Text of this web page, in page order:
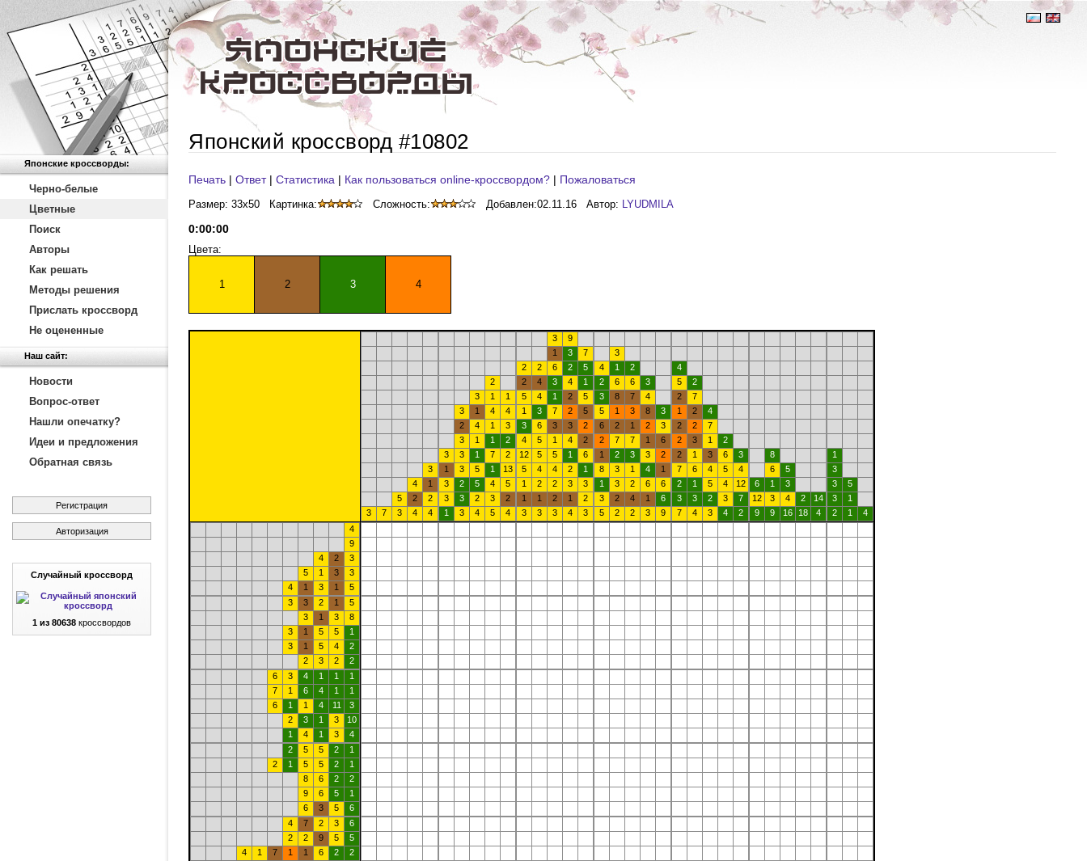
Японские кроссворды:
Черно-белые
Цветные
Поиск
Авторы
Как решать
Методы решения
Прислать кроссворд
Не оцененные
Наш сайт:
Новости
Вопрос-ответ
Нашли опечатку?
Идеи и предложения
Обратная связь
Регистрация
Авторизация
Случайный кроссворд
1 из 80638 кроссвордов
Японский кроссворд #10802
Печать | Ответ| Статистика | Как пользоваться online-кроссвордом? | Пожаловаться
Размер: 33x50 Картинка: Сложность: Добавлен:02.11.16 Автор: LYUDMILA
0:00:00
Цвета:
1 2 3 4
3
9
1
3 7
3
2
2 6 2 5 4 1 2
4
2
2 4 3 4 1 2 6 6 3 5
2
3
1 1 5 4 1 2 5 3 8 7 4 2
7
3
1 4 4 1 3 7 2 5 5 1 3 8 3 1 2
4
2
4 1 3 3 6 3 3 2 6 2 1 2 3 2 2
7
3
1 1 2 4 5 1 4 2 2 7 7 1 6 2 3 1
2
3
3 1 7 2 12 5 5 1 6 1 2 3 3 2 2 1 3 6 3 8
1
3
1 3 5 1 13 5 4 4 2 1 8 3 1 4 1 7 6 4 5 4 6 5
3
4
1 3 2 5 4 5 1 2 2 3 3 1 3 2 6 6 2 1 5 4 12 6 1 3 3
5
5
2 2 3 3 2 3 2 1 1 2 1 2 3 2 4 1 6 3 3 2 3 7 12 3 4 2 14 3
1
3
7 3 4 4 1 3 4 5 4 3 3 3 4 3 5 2 2 3 9 7 4 3 4 2 9 9 16 18 4 2 1
4
4
9
4
2
3
5
1 3
3
4
1 3 1
5
3
3 2 1
5
3
1 3
8
3
1 5 5
1
3
1 5 4
2
2
3 2
2
6
3 4 1 1
1
7
1 6 4 1
1
6
1 1 4 11
3
2
3 1 3
10
1
4 1 3
4
2
5 5 2
1
2
1 5 5 2
1
8
6 2
2
9
6 5
1
6
3 5
6
4
7 2 3
6
2
2 9 5
5
4
1 7 1 1 6 2
2